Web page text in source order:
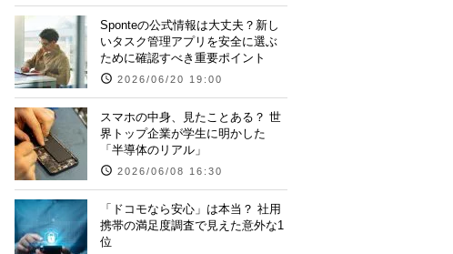
Sponteの公式情報は大丈夫？新し
いタスク管理アプリを安全に選ぶ
ために確認すべき重要ポイント
2026/06/20 19:00
スマホの中身、見たことある？ 世
界トップ企業が学生に明かした
「半導体のリアル」
2026/06/08 16:30
「ドコモなら安心」は本当？ 社用
携帯の満足度調査で見えた意外な1
位